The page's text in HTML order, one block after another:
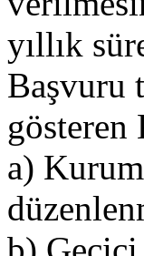
yıllık
Başvuru
gösteren
a)